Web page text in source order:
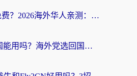
Mac翻墙回国免费？2026海外华人亲测：从CCTV5直播到国内APP，这样选加速器才靠谱
Proton VPN中国能用吗？海外党选回国加速器的避坑指南（附番茄加速器实测）